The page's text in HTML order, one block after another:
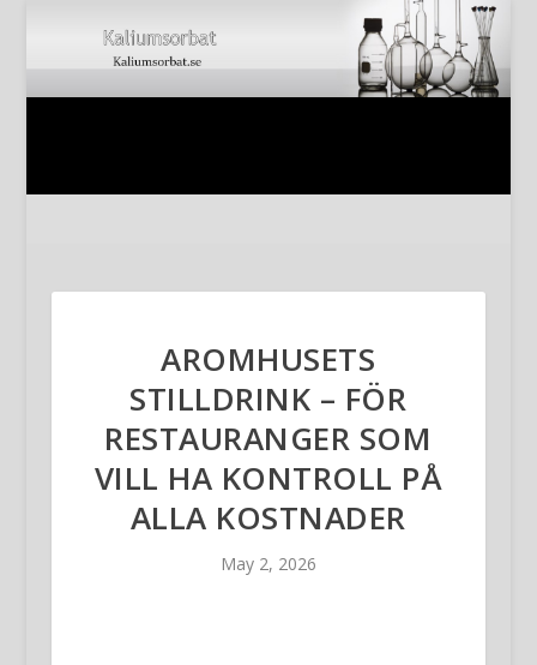
AROMHUSETS
STILLDRINK – FÖR
RESTAURANGER SOM
VILL HA KONTROLL PÅ
ALLA KOSTNADER
May 2, 2026